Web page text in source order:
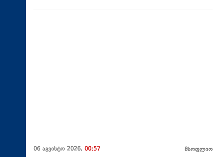
06 აგვისტო 2026, 00:57 მსოფლიო